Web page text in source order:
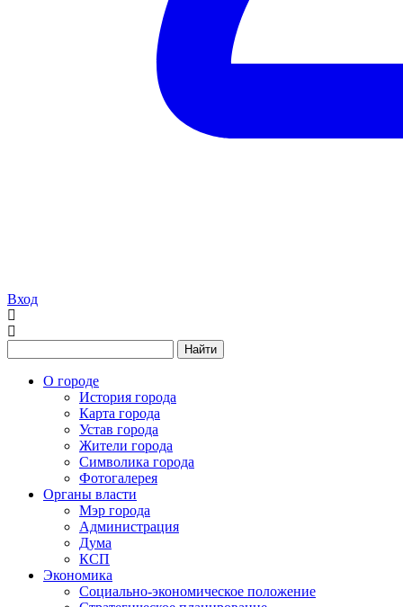
Вход
Найти
О городе
История города
Карта города
Устав города
Жители города
Символика города
Фотогалерея
Органы власти
Мэр города
Администрация
Дума
КСП
Экономика
Социально-экономическое положение